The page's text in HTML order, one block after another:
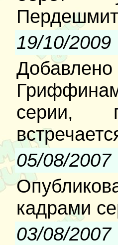
19/10/2009
серии,
05/08/2007
кадрами
03/08/2007